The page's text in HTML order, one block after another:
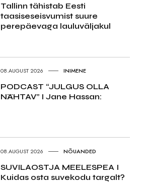
Tallinn tähistab Eesti
taasiseseisvumist suure
perepäevaga lauluväljakul
08.AUGUST 2026 INIMENE
PODCAST “JULGUS OLLA
NÄHTAV” I Jane Hassan:
08.AUGUST 2026 NÕUANDED
SUVILAOSTJA MEELESPEA I
Kuidas osta suvekodu targalt?